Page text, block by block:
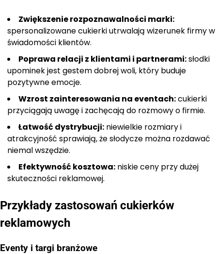
Zwiększenie rozpoznawalności marki:
spersonalizowane cukierki utrwalają wizerunek firmy w
świadomości klientów.
Poprawa relacji z klientami i partnerami:słodki
upominek jest gestem dobrej woli, który buduje
pozytywne emocje.
Wzrost zainteresowania na eventach:cukierki
przyciągają uwagę i zachęcają do rozmowy o firmie.
Łatwość dystrybucji: niewielkie rozmiary i
atrakcyjność sprawiają, że słodycze można rozdawać
niemal wszędzie.
Efektywność kosztowa: niskie ceny przy dużej
skuteczności reklamowej.
Przykłady zastosowań cukierków
reklamowych
Eventy i targi branżowe